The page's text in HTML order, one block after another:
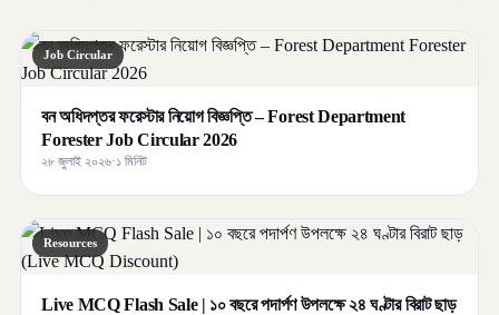
Job Circular
বন অধিদপ্তর ফরেস্টার নিয়োগ বিজ্ঞপ্তি – Forest Department
Forester Job Circular 2026
২৮ জুলাই ২০২৬·১ মিনিট
Resources
Live MCQ Flash Sale | ১০ বছরে পদার্পণ উপলক্ষে ২৪ ঘণ্টার বিরাট ছাড়